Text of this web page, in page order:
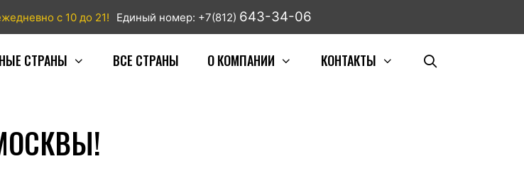
с 10 до 21! Единый номер: +7(812) 643-34-06
СТРАНЫ ВСЕ СТРАНЫ О КОМПАНИИ КОНТАКТЫ